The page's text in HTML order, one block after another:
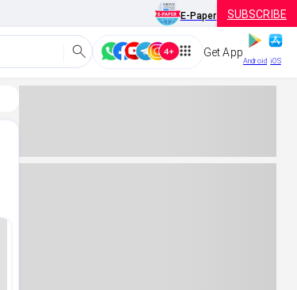
E-Paper SUBSCRIBE
Get App
Android iOS